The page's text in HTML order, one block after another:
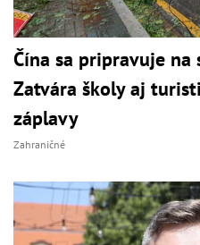
Čína sa pripravuje
Zatvára školy aj
záplavy
Zahraničné